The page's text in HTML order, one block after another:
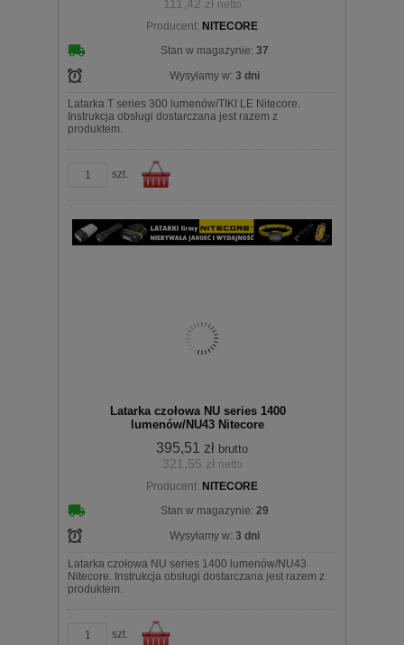
111,42 zł netto
Producent: NITECORE
Stan w magazynie: 37
Wysyłamy w: 3 dni
Latarka T series 300 lumenów/TIKI LE Nitecore.
Instrukcja obsługi dostarczana jest razem z
produktem.
szt.
koszyka
Latarka czołowa NU series 1400
lumenów/NU43 Nitecore
395,51 zł brutto
321,55 zł netto
Producent: NITECORE
Stan w magazynie: 29
Wysyłamy w: 3 dni
Latarka czołowa NU series 1400 lumenów/NU43
Nitecore. Instrukcja obsługi dostarczana jest razem z
produktem.
szt.